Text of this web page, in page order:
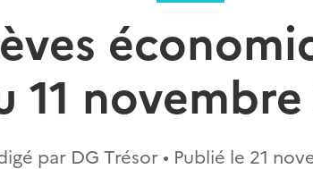
11
par DG Trésor • Publié le 21